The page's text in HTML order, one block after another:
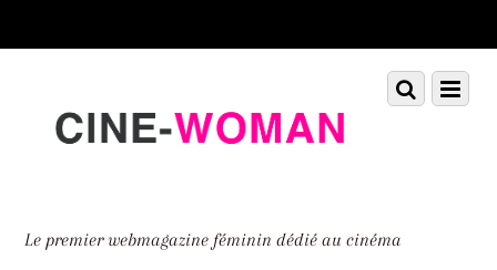
down
Le premier webmagazine féminin dédié au cinéma
Menu
Scroll
down